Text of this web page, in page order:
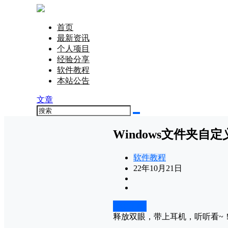
首页
最新资讯
个人项目
经验分享
软件教程
本站公告
文章
Windows文件夹自定
软件教程
22年10月21日
释放双眼，带上耳机，听听看~！